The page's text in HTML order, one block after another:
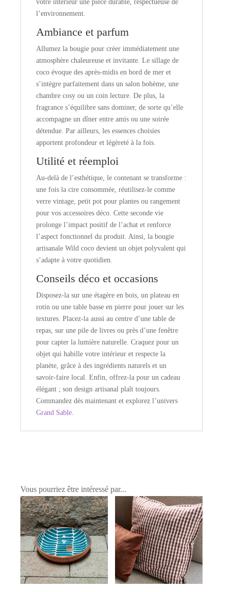
votre intérieur une pièce durable, respectueuse de
l’environnement.
Ambiance et parfum
Allumez la bougie pour créer immédiatement une
atmosphère chaleureuse et invitante. Le sillage de
coco évoque des après-midis en bord de mer et
s’intègre parfaitement dans un salon bohème, une
chambre cosy ou un coin lecture. De plus, la
fragrance s’équilibre sans dominer, de sorte qu’elle
accompagne un dîner entre amis ou une soirée
détendue. Par ailleurs, les essences choisies
apportent profondeur et légèreté à la fois.
Utilité et réemploi
Au-delà de l’esthétique, le contenant se transforme :
une fois la cire consommée, réutilisez-le comme
verre vintage, petit pot pour plantes ou rangement
pour vos accessoires déco. Cette seconde vie
prolonge l’impact positif de l’achat et renforce
l’aspect fonctionnel du produit. Ainsi, la bougie
artisanale Wild coco devient un objet polyvalent qui
s’adapte à votre quotidien.
Conseils déco et occasions
Disposez-la sur une étagère en bois, un plateau en
rotin ou une table basse en pierre pour jouer sur les
textures. Placez-la aussi au centre d’une table de
repas, sur une pile de livres ou près d’une fenêtre
pour capter la lumière naturelle. Craquez pour un
objet qui habille votre intérieur et respecte la
planète, grâce à des ingrédients naturels et un
savoir-faire local. Enfin, offrez-la pour un cadeau
élégant ; son design artisanal plaît toujours.
Commandez dès maintenant et explorez l’univers
Grand Sable.
Vous pourriez être intéressé par...